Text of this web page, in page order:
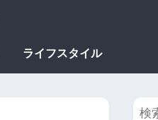
ライフスタイル